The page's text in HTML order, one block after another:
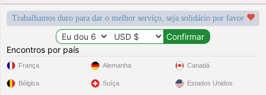
Trabalhamos duro para dar o melhor serviço, seja solidário por favor
Encontros por país
França
Bélgica
Alemanha
Suíça
Canadá
Estados Unidos